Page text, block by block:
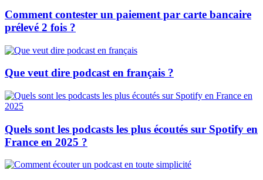
Comment contester un paiement par carte bancaire
prélevé 2 fois ?
Que veut dire podcast en français ?
Quels sont les podcasts les plus écoutés sur Spotify en
France en 2025 ?